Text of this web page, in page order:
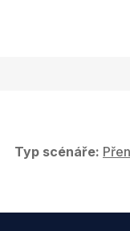
Typ scénáře: